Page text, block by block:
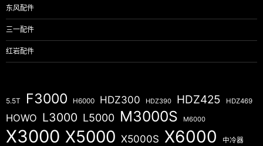
东风配件
三一配件
红岩配件
5.5T F3000 H6000 HDZ300 HDZ390 HDZ425 HDZ469
HOWO L3000 L5000 M3000S M6000
X3000 X5000 X5000S X6000 中冷器